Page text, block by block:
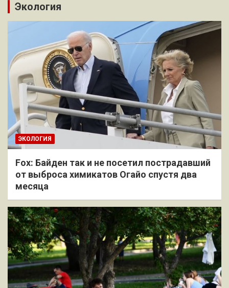
Экология
ЭКОЛОГИЯ
Fox: Байден так и не посетил пострадавший
от выброса химикатов Огайо спустя два
месяца